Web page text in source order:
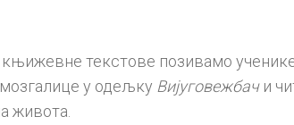
књижевне текстове позивамо
у одељку Вијуговежбач и
живота.